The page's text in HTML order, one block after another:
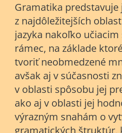
Gramatika predstavuje
z najdôležitejších
jazyka nakoľko
rámec, na základe
tvoriť neobmedzené
avšak aj v súčasnosti
v oblasti spôsobu jej
ako aj v oblasti jej
výrazným snahám o